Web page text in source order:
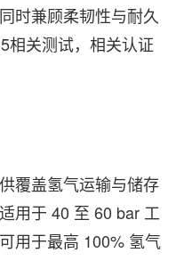
时兼顾柔韧性与耐久
相关测试，相关认证
覆盖氢气运输与储存
用于 40 至 60 bar 工
用于最高 100% 氢气